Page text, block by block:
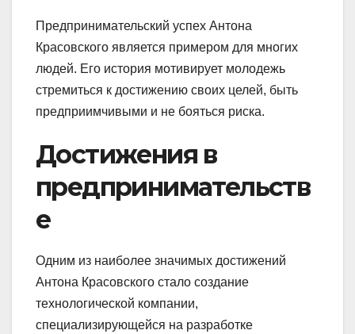
Предпринимательский успех Антона
Красовского является примером для многих
людей. Его история мотивирует молодежь
стремиться к достижению своих целей, быть
предприимчивыми и не бояться риска.
Достижения в
предпринимательств
е
Одним из наиболее значимых достижений
Антона Красовского стало создание
технологической компании,
специализирующейся на разработке